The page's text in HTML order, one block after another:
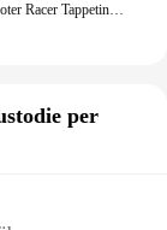
Polini Italia Scooter Racer Tappetino con stampa grafica zerbino in flanella per bagno cucina ingresso tappeto decorazioni per la casa
per